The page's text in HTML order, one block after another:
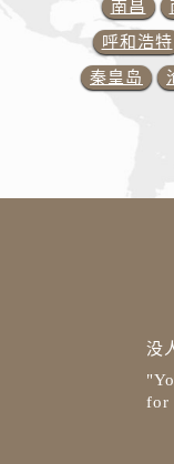
南昌
呼和浩特
秦皇岛
没
for